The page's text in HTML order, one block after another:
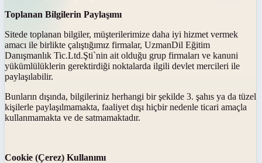
Toplanan Bilgilerin Paylaşımı
Sitede toplanan bilgiler, müşterilerimize daha iyi hizmet vermek
amacı ile birlikte çalıştığımız firmalar, UzmanDil Eğitim
Danışmanlık Tic.Ltd.Şti`nin ait olduğu grup firmaları ve kanuni
yükümlülüklerin gerektirdiği noktalarda ilgili devlet mercileri ile
paylaşılabilir.
Bunların dışında, bilgileriniz herhangi bir şekilde 3. şahıs ya da tüzel
kişilerle paylaşılmamakta, faaliyet dışı hiçbir nedenle ticari amaçla
kullanmamakta ve de satmamaktadır.
Cookie (Çerez) Kullanımı